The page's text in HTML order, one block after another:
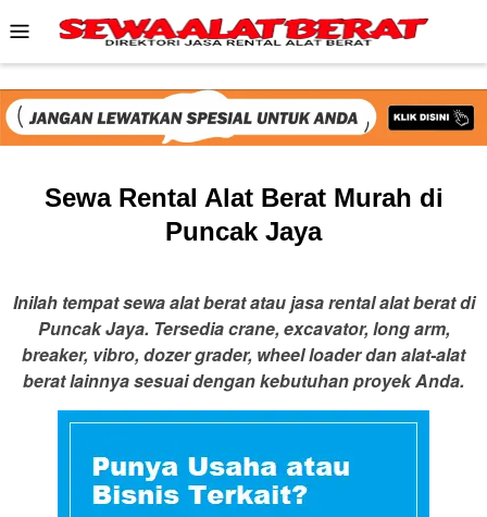
to
content
Mobile
Menu
Sewa Rental Alat Berat Murah di
Puncak Jaya
Inilah tempat sewa alat berat atau jasa rental alat berat di
Puncak Jaya. Tersedia crane, excavator, long arm,
breaker, vibro, dozer grader, wheel loader dan alat-alat
berat lainnya sesuai dengan kebutuhan proyek Anda.